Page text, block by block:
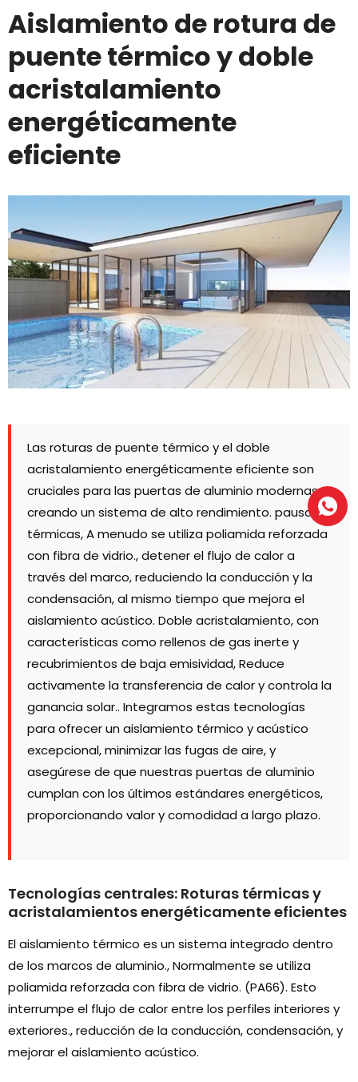
Aislamiento de rotura de
puente térmico y doble
acristalamiento
energéticamente
eficiente
Las roturas de puente térmico y el doble
acristalamiento energéticamente eficiente son
cruciales para las puertas de aluminio modernas,
creando un sistema de alto rendimiento. pausas
térmicas, A menudo se utiliza poliamida reforzada
con fibra de vidrio., detener el flujo de calor a
través del marco, reduciendo la conducción y la
condensación, al mismo tiempo que mejora el
aislamiento acústico. Doble acristalamiento, con
características como rellenos de gas inerte y
recubrimientos de baja emisividad, Reduce
activamente la transferencia de calor y controla la
ganancia solar.. Integramos estas tecnologías
para ofrecer un aislamiento térmico y acústico
excepcional, minimizar las fugas de aire, y
asegúrese de que nuestras puertas de aluminio
cumplan con los últimos estándares energéticos,
proporcionando valor y comodidad a largo plazo.
Tecnologías centrales: Roturas térmicas y
acristalamientos energéticamente eficientes
El aislamiento térmico es un sistema integrado dentro
de los marcos de aluminio., Normalmente se utiliza
poliamida reforzada con fibra de vidrio. (PA66). Esto
interrumpe el flujo de calor entre los perfiles interiores y
exteriores., reducción de la conducción, condensación, y
mejorar el aislamiento acústico.